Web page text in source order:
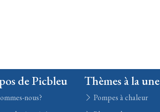
de Picbleu
nous?
Thèmes à la une
Pompes à chaleur